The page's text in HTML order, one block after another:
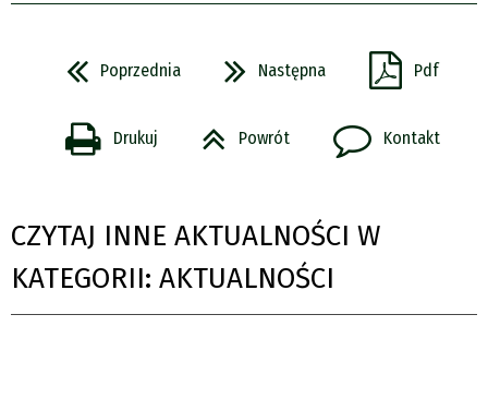
Poprzednia Następna Pdf
Drukuj Powrót Kontakt
CZYTAJ INNE AKTUALNOŚCI W
KATEGORII: AKTUALNOŚCI